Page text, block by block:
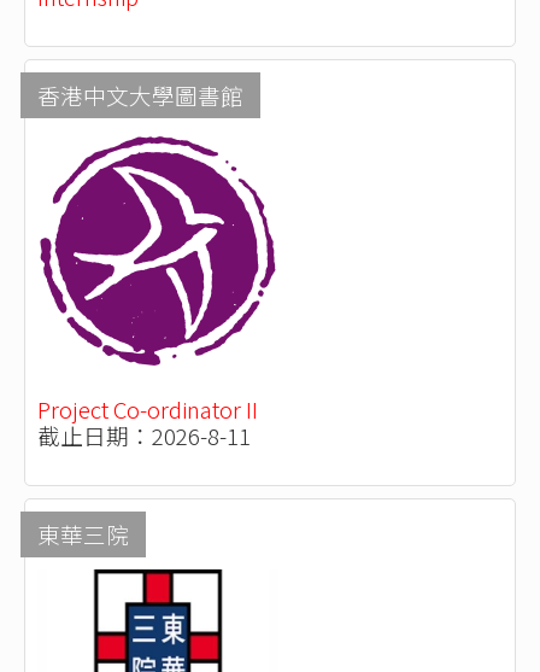
香港中文大學圖書館
Project Co-ordinator II
截止日期：2026-8-11
東華三院